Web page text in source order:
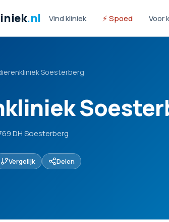
.nl Vind kliniek ⚡ Spoed Voor
Soesterberg
DH Soesterberg
Vergelijk Delen